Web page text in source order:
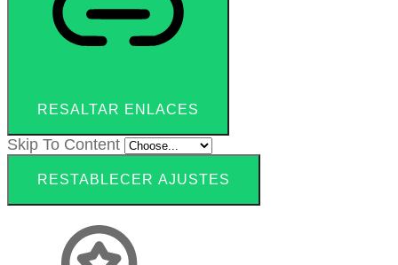
RESALTAR ENLACES
Skip To Content
RESTABLECER AJUSTES